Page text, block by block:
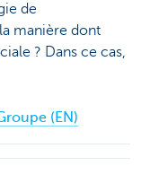
de
manière dont
? Dans ce cas,
(EN)